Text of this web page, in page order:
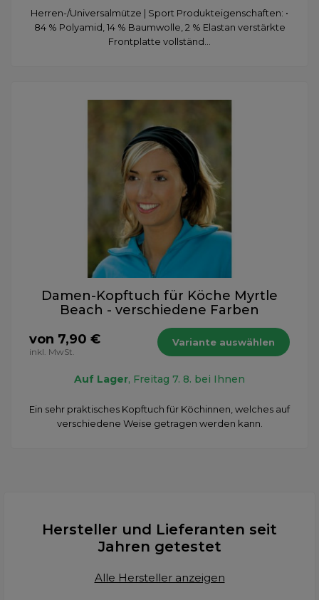
Herren-/Universalmütze | Sport Produkteigenschaften: •
84 % Polyamid, 14 % Baumwolle, 2 % Elastan verstärkte
Frontplatte vollständ...
Damen-Kopftuch für Köche Myrtle
Beach - verschiedene Farben
von 7,90 €
inkl. MwSt.
Variante auswählen
Auf Lager, Freitag 7. 8. bei Ihnen
Ein sehr praktisches Kopftuch für Köchinnen, welches auf
verschiedene Weise getragen werden kann.
Hersteller und Lieferanten seit
Jahren getestet
Alle Hersteller anzeigen